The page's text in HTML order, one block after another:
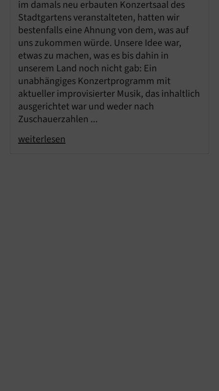
im damals neu erbauten Konzertsaal des
Stadtgartens veranstalteten, hatten wir
bestenfalls eine Ahnung von dem, was auf
uns zukommen würde. Unsere Idee war,
etwas zu machen, was es bis dahin in
unserem Land noch nicht gab: Ein
unabhängiges Konzertprogramm mit
aktueller improvisierter Musik, das inhaltlich
ausgerichtet war und weder nach
Zuschauerzahlen ...
weiterlesen